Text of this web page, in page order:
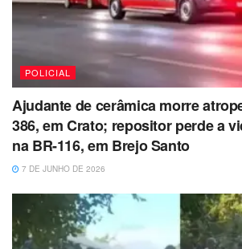
POLICIAL
Ajudante de cerâmica morre
386, em Crato; repositor perde a
na BR-116, em Brejo Santo
7 DE JUNHO DE 2026